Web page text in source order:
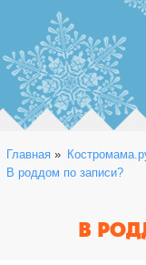
Главная »
В роддом по записи?
В